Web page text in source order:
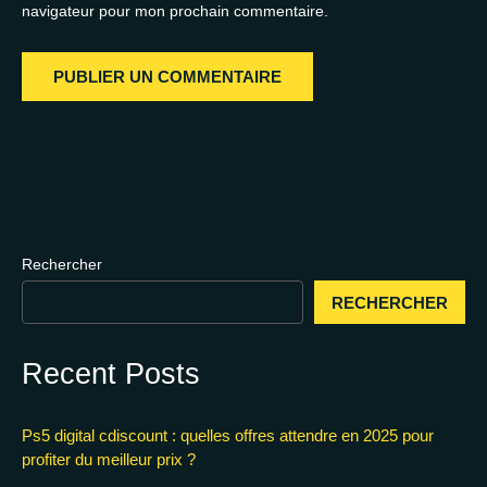
navigateur pour mon prochain commentaire.
Rechercher
RECHERCHER
Recent Posts
Ps5 digital cdiscount : quelles offres attendre en 2025 pour
profiter du meilleur prix ?